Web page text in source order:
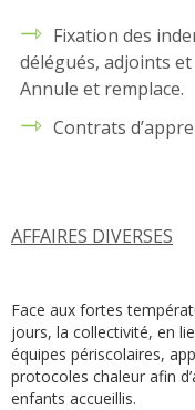
Fixation des
délégués, adjoints
Annule et remplace.
Contrats
AFFAIRES DIVERSES
Face aux fortes
jours, la collectivité, en
équipes périscolaires,
protocoles chaleur afin
enfants accueillis.